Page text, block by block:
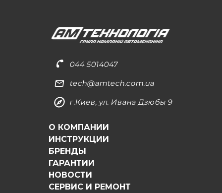
044 5014047
tech@amtech.com.ua
г.Киев, ул. Ивана Дзюбы 9
О КОМПАНИИ
ИНСТРУКЦИИ
БРЕНДЫ
ГАРАНТИИ
НОВОСТИ
СЕРВИС И РЕМОНТ